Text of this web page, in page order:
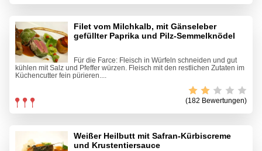
Filet vom Milchkalb, mit Gänseleber
gefüllter Paprika und Pilz-Semmelknödel
Für die Farce: Fleisch in Würfeln schneiden und gut
kühlen mit Salz und Pfeffer würzen. Fleisch mit den restlichen Zutaten im
Küchencutter fein pürieren....
(182 Bewertungen)
Weißer Heilbutt mit Safran-Kürbiscreme
und Krustentiersauce